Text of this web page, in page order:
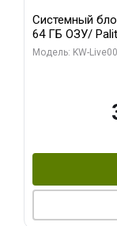
Системный
64 ГБ ОЗУ/ Palit
GDDR7 256bit
Модель: KW-